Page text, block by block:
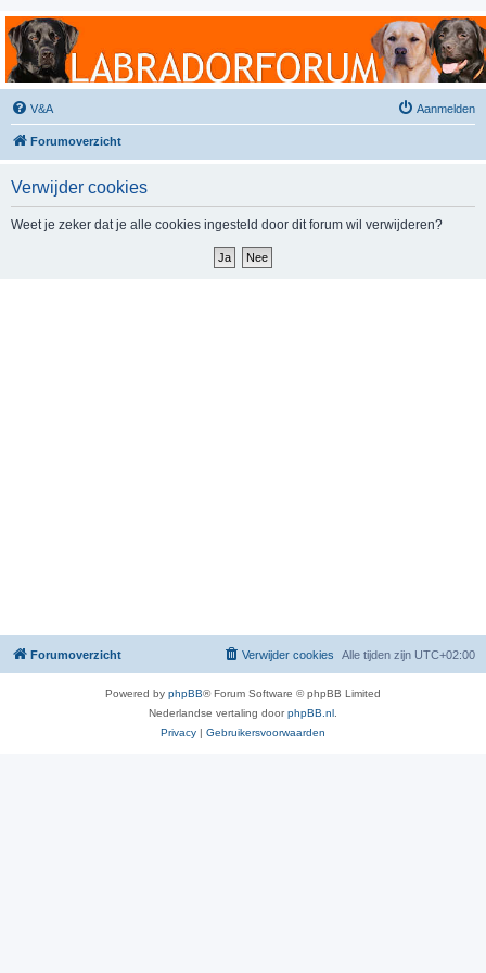
Labradorforum
Het gezelligste Labradorforum van Nederland en België!
V&A Aanmelden
Forumoverzicht
Verwijder cookies
Weet je zeker dat je alle cookies ingesteld door dit forum wil verwijderen?
Forumoverzicht Alle tijden zijn UTC+02:00
Verwijder cookies
Powered by phpBB® Forum Software © phpBB Limited
Nederlandse vertaling doorphpBB.nl
Privacy | Gebruikersvoorwaarden